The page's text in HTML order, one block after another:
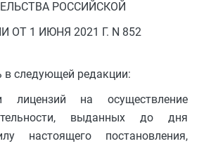
РОССИЙСКОЙ
ОТ 1 ИЮНЯ 2021 Г. N 852
в следующей редакции:
на осуществление
выданных до дня
настоящего постановления,